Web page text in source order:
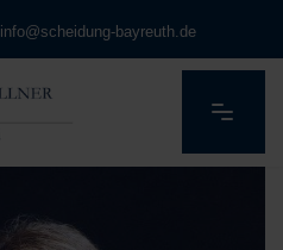
info@scheidung-bayreuth.de